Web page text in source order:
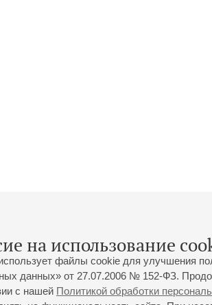
на использование
файлы cookie для улучшения
данных» от 27.07.2006 № 152-ФЗ.
с нашей Политикой обработки